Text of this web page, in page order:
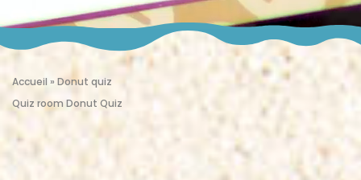
Accueil » Donut quiz
Quiz room Donut Quiz